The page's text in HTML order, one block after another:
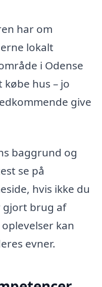
har om
lokalt
i Odense
hus – jo
give
baggrund og
se på
hvis ikke du
gjort brug af
kan
evner.